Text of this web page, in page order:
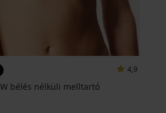
4,9
bélés nélküli melltartó